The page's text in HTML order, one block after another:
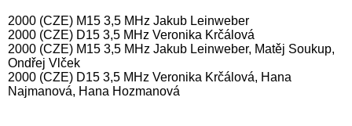
2000 (CZE) M15 3,5 MHz Jakub Leinweber
2000 (CZE) D15 3,5 MHz Veronika Krčálová
2000 (CZE) M15 3,5 MHz Jakub Leinweber, Matěj Soukup,
Ondřej Vlček
2000 (CZE) D15 3,5 MHz Veronika Krčálová, Hana
Najmanová, Hana Hozmanová